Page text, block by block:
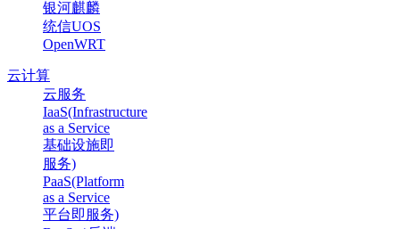
银河麒麟
统信UOS
OpenWRT
云计算
云服务
IaaS(Infrastructure
as a Service
基础设施即
服务)
PaaS(Platform
as a Service
平台即服务)